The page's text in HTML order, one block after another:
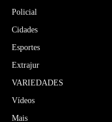
Policial
Cidades
Esportes
Extrajur
VARIEDADES
Vídeos
Mais